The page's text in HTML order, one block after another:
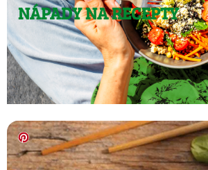
NÁPADY NA RECEPTY